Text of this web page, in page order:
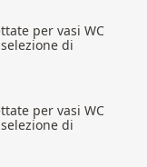
per vasi WC
di
per vasi WC
di